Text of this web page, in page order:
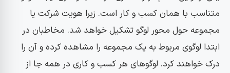
متناسب با همان کسب و کار است. زیرا هویت شرکت یا
مجموعه حول محور لوگو تشکیل خواهد شد. مخاطبان در
ابتدا لوگوی مربوط به یک مجموعه را مشاهده کرده و آن را
درک خواهند کرد. لوگو‌های هر کسب و کاری در همه جا از